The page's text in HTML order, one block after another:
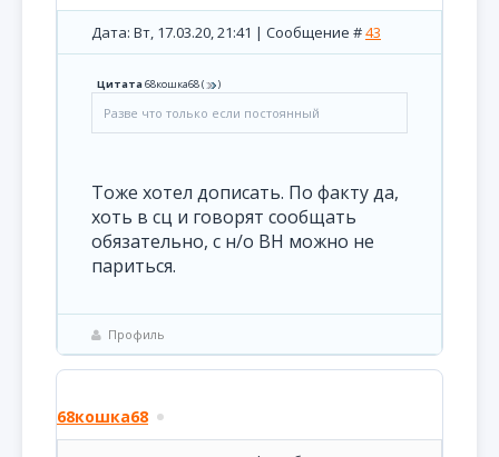
Дата: Вт, 17.03.20, 21:41 | Сообщение #43
Цитата68кошка68( )
Разве что только если постоянный
Тоже хотел дописать. По факту да,
хоть в сц и говорят сообщать
обязательно, с н/о ВН можно не
париться.
Профиль
68кошка68